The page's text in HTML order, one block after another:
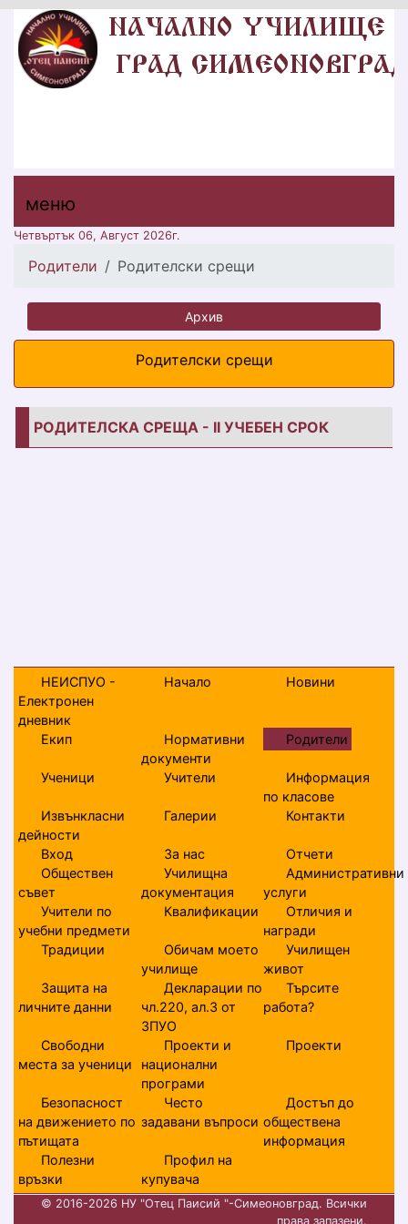
меню горно
меню
меню
Четвъртък 06, Август 2026г.
Родители Родителски срещи
Архив
Родителски срещи
РОДИТЕЛСКА СРЕЩА - II УЧЕБЕН СРОК
НЕИСПУО -
Електронен
дневник
Начало Новини
Екип
Нормативни
документи
Родители
Ученици Учители
Информация
по класове
Извънкласни
дейности
Галерии Контакти
Вход За нас
Отчети
Обществен
съвет
Училищна
документация
Административни
услуги
Учители по
учебни предмети
Квалификации
Отличия и
награди
Традиции
Обичам моето
училище
Училищен
живот
Защита на
личните данни
Декларации по
чл.220, ал.3 от
ЗПУО
Търсите
работа?
Свободни
места за ученици
Проекти и
национални
програми
Проекти
Безопасност
на движението по
пътищата
Често
задавани въпроси
Достъп до
обществена
информация
Полезни
връзки
Профил на
купувача
© 2016-2026 НУ "Отец Паисий "-Симеоновград. Всички
права запазени.